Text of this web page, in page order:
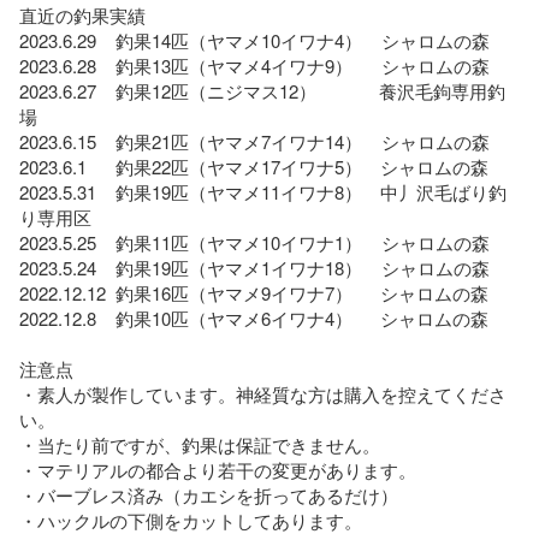
直近の釣果実績
2023.6.29    釣果14匹（ヤマメ10イワナ4）    シャロムの森
2023.6.28    釣果13匹（ヤマメ4イワナ9）      シャロムの森
2023.6.27    釣果12匹（ニジマス12）             養沢毛鉤専用釣
場
2023.6.15    釣果21匹（ヤマメ7イワナ14）    シャロムの森
2023.6.1      釣果22匹（ヤマメ17イワナ5）　シャロムの森
2023.5.31    釣果19匹（ヤマメ11イワナ8）　中丿沢毛ばり釣
り専用区
2023.5.25    釣果11匹（ヤマメ10イワナ1）    シャロムの森
2023.5.24    釣果19匹（ヤマメ1イワナ18）    シャロムの森
2022.12.12  釣果16匹（ヤマメ9イワナ7）　  シャロムの森
2022.12.8    釣果10匹（ヤマメ6イワナ4）　  シャロムの森
注意点
・素人が製作しています。神経質な方は購入を控えてくださ
い。
・当たり前ですが、釣果は保証できません。
・マテリアルの都合より若干の変更があります。
・バーブレス済み（カエシを折ってあるだけ）
・ハックルの下側をカットしてあります。